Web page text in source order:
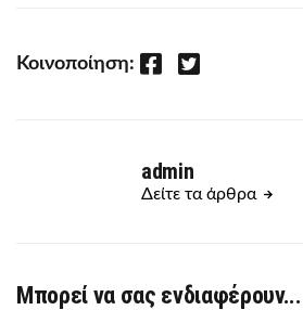
Κοινοποίηση: Facebook Twitter
admin
Δείτε τα άρθρα
Μπορεί να σας ενδιαφέρουν...